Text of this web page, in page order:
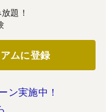
題！
ムに登録
ン実施中！